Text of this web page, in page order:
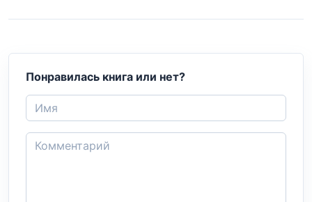
Понравилась книга или нет?